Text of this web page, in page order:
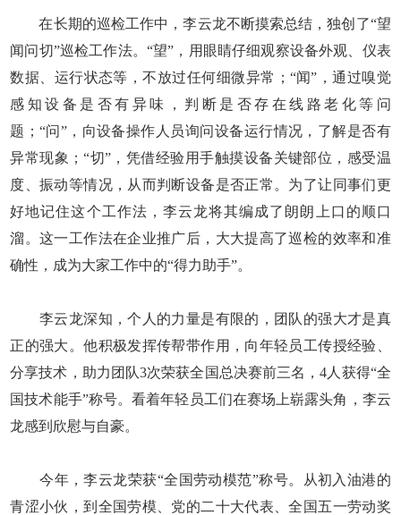
在长期的巡检工作中，李云龙不断摸索总结，独创了“望
闻问切”巡检工作法。“望”，用眼睛仔细观察设备外观、仪表
数据、运行状态等，不放过任何细微异常；“闻”，通过嗅觉
感知设备是否有异味，判断是否存在线路老化等问
题；“问”，向设备操作人员询问设备运行情况，了解是否有
异常现象；“切”，凭借经验用手触摸设备关键部位，感受温
度、振动等情况，从而判断设备是否正常。为了让同事们更
好地记住这个工作法，李云龙将其编成了朗朗上口的顺口
溜。这一工作法在企业推广后，大大提高了巡检的效率和准
确性，成为大家工作中的“得力助手”。
李云龙深知，个人的力量是有限的，团队的强大才是真
正的强大。他积极发挥传帮带作用，向年轻员工传授经验、
分享技术，助力团队3次荣获全国总决赛前三名，4人获得“全
国技术能手”称号。看着年轻员工们在赛场上崭露头角，李云
龙感到欣慰与自豪。
今年，李云龙荣获“全国劳动模范”称号。从初入油港的
青涩小伙，到全国劳模、党的二十大代表、全国五一劳动奖